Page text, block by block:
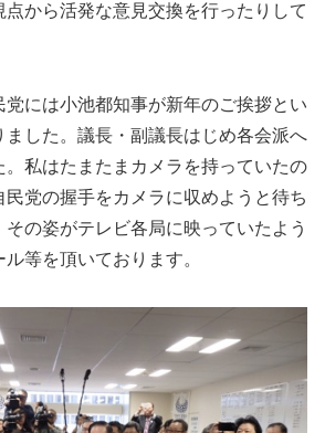
点から活発な意見交換を行ったりして
党には小池都知事が新年のご挨拶とい
ました。議長・副議長はじめ各会派へ
。私はたまたまカメラを持っていたの
党の握手をカメラに収めようと待ち
の姿がテレビ各局に映っていたよう
等を頂いております。